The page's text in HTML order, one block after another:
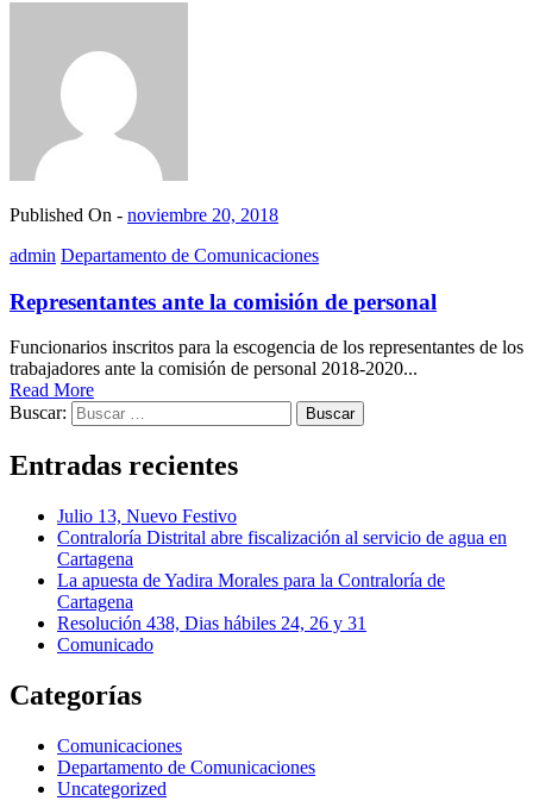
Published On - noviembre 20, 2018
admin Departamento de Comunicaciones
Representantes ante la comisión de personal
Funcionarios inscritos para la escogencia de los representantes de los
trabajadores ante la comisión de personal 2018-2020...
Read More
Buscar:
Entradas recientes
Julio 13, Nuevo Festivo
Contraloría Distrital abre fiscalización al servicio de agua en
Cartagena
La apuesta de Yadira Morales para la Contraloría de
Cartagena
Resolución 438, Dias hábiles 24, 26 y 31
Comunicado
Categorías
Comunicaciones
Departamento de Comunicaciones
Uncategorized